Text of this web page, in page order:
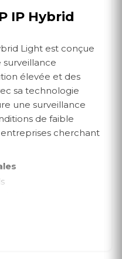
IP Hybrid
Light est conçue
élevée et des
sa technologie
une surveillance
de faible
cherchant